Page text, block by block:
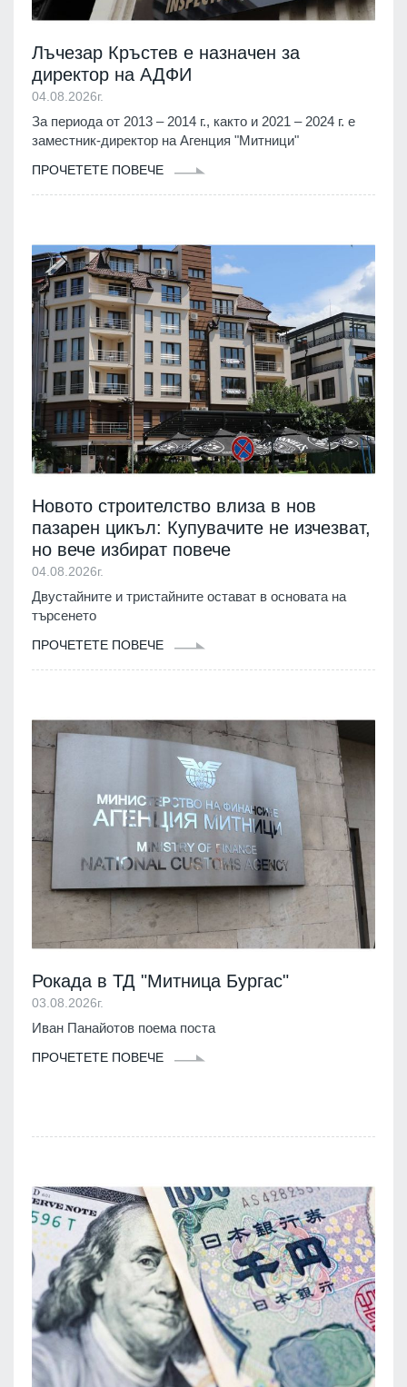
Лъчезар Кръстев е назначен за
директор на АДФИ
04.08.2026г.
За периода от 2013 – 2014 г., както и 2021 – 2024 г. е
заместник-директор на Агенция "Митници"
ПРОЧЕТЕТЕ ПОВЕЧЕ
Новото строителство влиза в нов
пазарен цикъл: Купувачите не изчезват,
но вече избират повече
04.08.2026г.
Двустайните и тристайните остават в основата на
търсенето
ПРОЧЕТЕТЕ ПОВЕЧЕ
Рокада в ТД "Митница Бургас"
03.08.2026г.
Иван Панайотов поема поста
ПРОЧЕТЕТЕ ПОВЕЧЕ